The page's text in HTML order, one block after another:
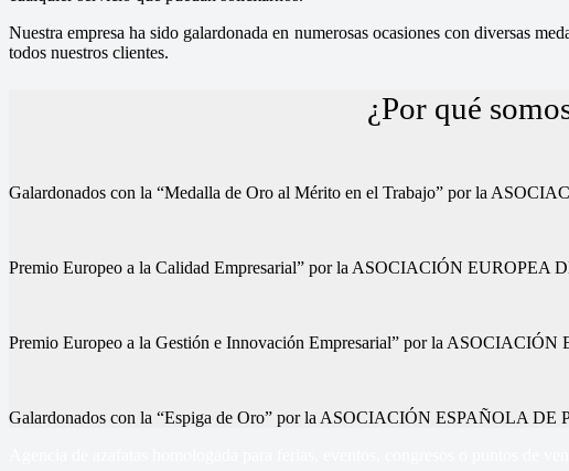
Nuestra empresa ha sido galardonada en numerosas ocasiones con diversas
todos nuestros clientes.
¿Por qué
Galardonados con la “Medalla de Oro al Mérito en el Trabajo” por la
Premio Europeo a la Calidad Empresarial” por la ASOCIACIÓN
Premio Europeo a la Gestión e Innovación Empresarial” por la
Galardonados con la “Espiga de Oro” por la ASOCIACIÓN ESPAÑOLA